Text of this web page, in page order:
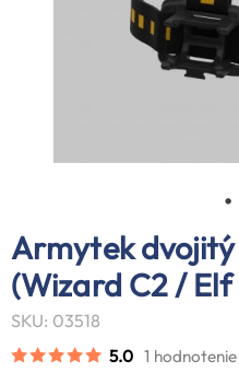
Armytek
(Wizard C2 / Elf
SKU: 03518
5.0 1 hodnotenie